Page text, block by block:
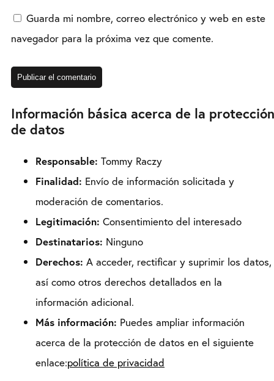
Guarda mi nombre, correo electrónico y web en este
navegador para la próxima vez que comente.
Información básica acerca de la protección
de datos
Responsable: Tommy Raczy
Finalidad: Envío de información solicitada y
moderación de comentarios.
Legitimación: Consentimiento del interesado
Destinatarios: Ninguno
Derechos: A acceder, rectificar y suprimir los datos,
así como otros derechos detallados en la
información adicional.
Más información: Puedes ampliar información
acerca de la protección de datos en el siguiente
enlace:política de privacidad